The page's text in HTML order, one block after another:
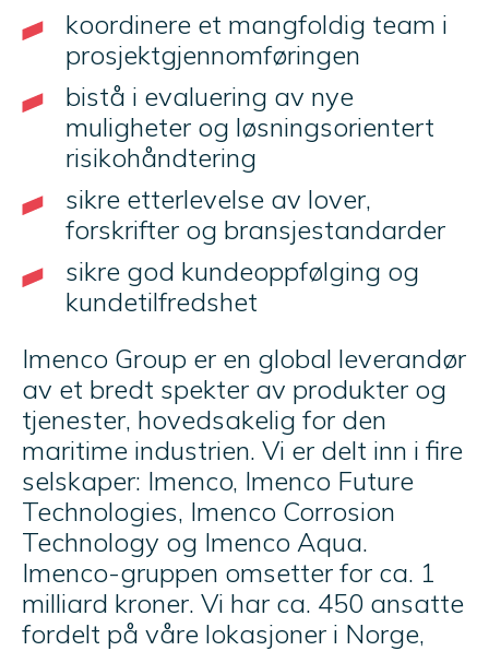
koordinere et mangfoldig team i
prosjektgjennomføringen
bistå i evaluering av nye
muligheter og løsningsorientert
risikohåndtering
sikre etterlevelse av lover,
forskrifter og bransjestandarder
sikre god kundeoppfølging og
kundetilfredshet
Imenco Group er en global leverandør
av et bredt spekter av produkter og
tjenester, hovedsakelig for den
maritime industrien. Vi er delt inn i fire
selskaper: Imenco, Imenco Future
Technologies, Imenco Corrosion
Technology og Imenco Aqua.
Imenco-gruppen omsetter for ca. 1
milliard kroner. Vi har ca. 450 ansatte
fordelt på våre lokasjoner i Norge,